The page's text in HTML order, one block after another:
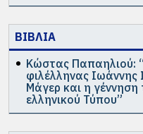
ΒΙΒΛΙΑ
Κώστας Παπαηλιού:
φιλέλληνας
Μάγερ και η γέννηση
ελληνικού Τύπου”